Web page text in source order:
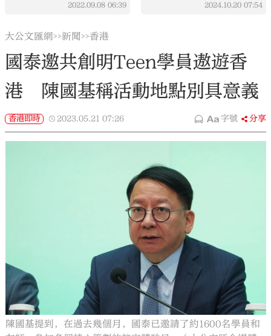
2022.09.08 06:39 2024.10.20 07:54
大公文匯網>>新聞>>香港
國泰邀共創明Teen學員遨遊香
港 陳國基稱活動地點別具意義
香港即時 2023.05.21 07:26 字號 分享
陳國基提到，在過去幾個月，國泰已邀請了約1600名學員和